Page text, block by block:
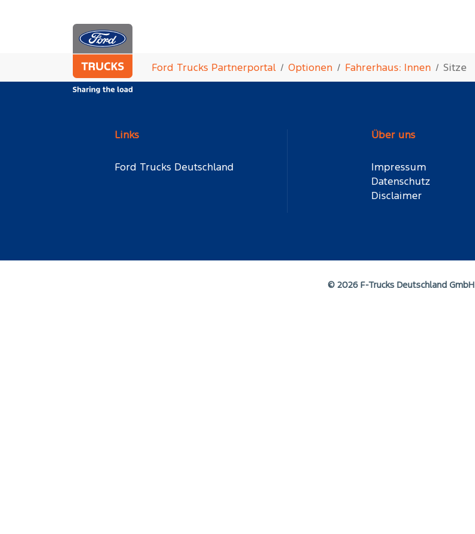
Zum Hauptinhalt springen
Sie sind hier:
Ford Trucks Partnerportal Optionen Fahrerhaus: Innen Sitze
Links
Ford Trucks Deutschland
Über uns
Impressum
Datenschutz
Disclaimer
© 2026 F-Trucks Deutschland GmbH